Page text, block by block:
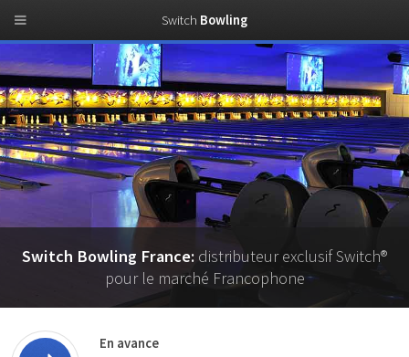
Switch Bowling France: distributeur exclusif Switch®
pour le marché Francophone
En avance
Switch Bowling